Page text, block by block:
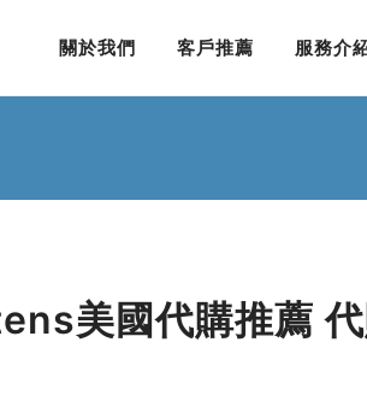
關於我們 客戶推薦 服務介
美國代購推薦